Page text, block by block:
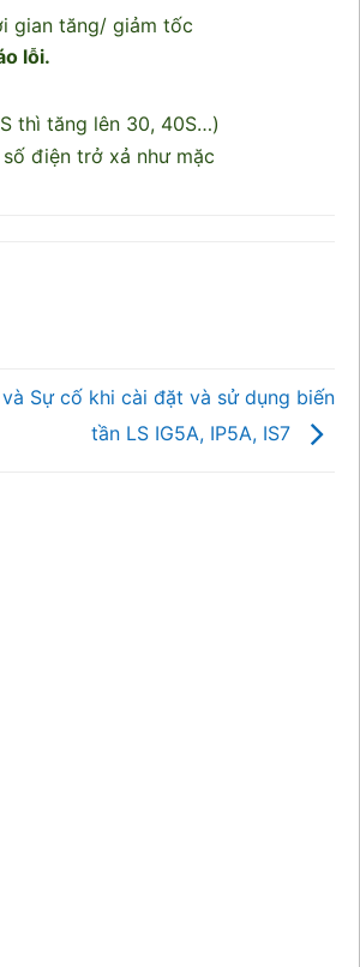
gian tăng/ giảm tốc
lỗi.
thì tăng lên 30, 40S…)
điện trở xả như mặc
Sự cố khi cài đặt và sử dụng biến
tần LS IG5A, IP5A, IS7